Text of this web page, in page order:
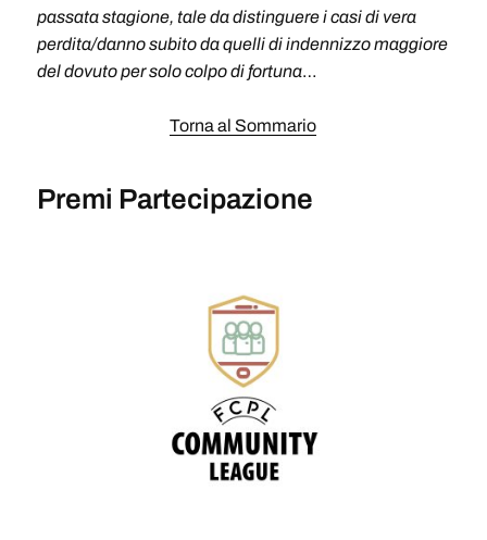
passata stagione, tale da distinguere i casi di vera
perdita/danno subito da quelli di indennizzo maggiore
del dovuto per solo colpo di fortuna…
Torna al Sommario
Premi Partecipazione